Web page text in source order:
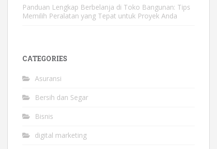
Panduan Lengkap Berbelanja di Toko Bangunan: Tips
Memilih Peralatan yang Tepat untuk Proyek Anda
CATEGORIES
Asuransi
Bersih dan Segar
Bisnis
digital marketing